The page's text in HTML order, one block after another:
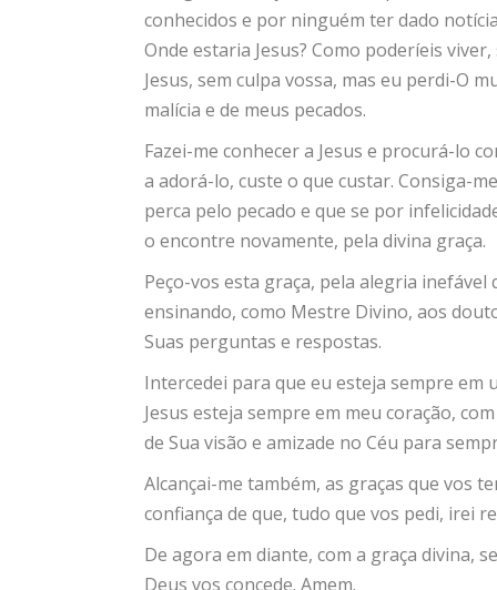
conhecidos e por ninguém ter dado
Onde estaria Jesus? Como poderíeis
Jesus, sem culpa vossa, mas eu perdi-O
malícia e de meus pecados.
Fazei-me conhecer a Jesus e procurá-lo
a adorá-lo, custe o que custar. Consiga-
perca pelo pecado e que se por
o encontre novamente, pela divina graça.
Peço-vos esta graça, pela alegria
ensinando, como Mestre Divino, aos
Suas perguntas e respostas.
Intercedei para que eu esteja sempre em
Jesus esteja sempre em meu coração,
de Sua visão e amizade no Céu para
Alcançai-me também, as graças que vos
confiança de que, tudo que vos pedi, irei
De agora em diante, com a graça divina,
Deus vos concede. Amem.